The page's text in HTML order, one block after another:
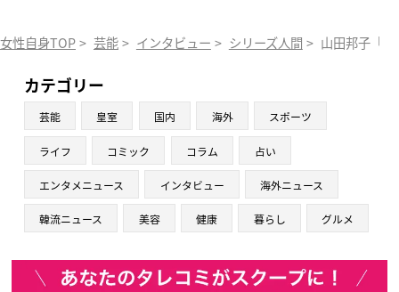
女性自身TOP > 芸能 > インタビュー > シリーズ人間 > 山田邦子「
カテゴリー
芸能 皇室 国内 海外 スポーツ
ライフ コミック コラム 占い
エンタメニュース インタビュー 海外ニュース
韓流ニュース 美容 健康 暮らし グルメ